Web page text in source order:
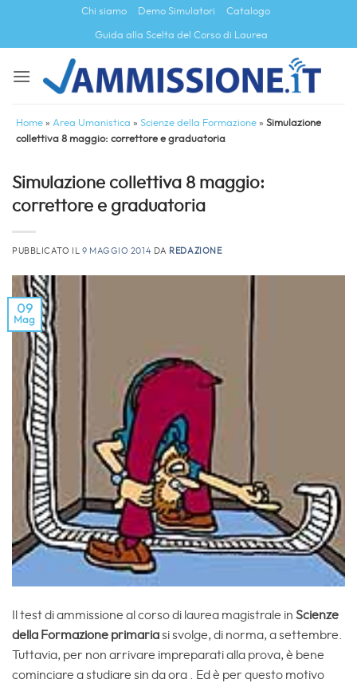
contenuti
Chi siamo Demo Simulatori Catalogo
Guida alla Scelta del Corso di Laurea
Home » Area Umanistica » Scienze della Formazione » Simulazione
collettiva 8 maggio: correttore e graduatoria
Simulazione collettiva 8 maggio:
correttore e graduatoria
PUBBLICATO IL 9 MAGGIO 2014 DA REDAZIONE
09
Mag
Il test di ammissione al corso di laurea magistrale in Scienze
della Formazione primariasi svolge, di norma, a settembre.
Tuttavia, per non arrivare impreparati alla prova, è bene
cominciare a studiare sin da ora . Ed è per questo motivo